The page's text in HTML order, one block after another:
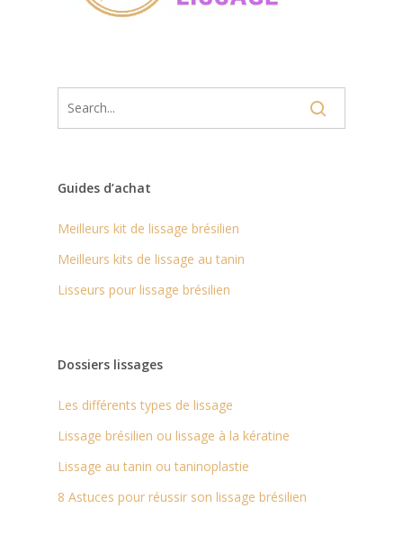
Guides d’achat
Meilleurs kit de lissage brésilien
Meilleurs kits de lissage au tanin
Lisseurs pour lissage brésilien
Dossiers lissages
Les différents types de lissage
Lissage brésilien ou lissage à la kératine
Lissage au tanin ou taninoplastie
8 Astuces pour réussir son lissage brésilien